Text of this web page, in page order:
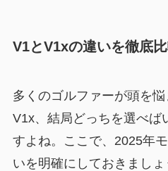
V1とV1xの違いを徹底
多くのゴルファーが頭を
V1x、結局どっちを選べば
すよね。ここで、2025年
いを明確にしておきまし